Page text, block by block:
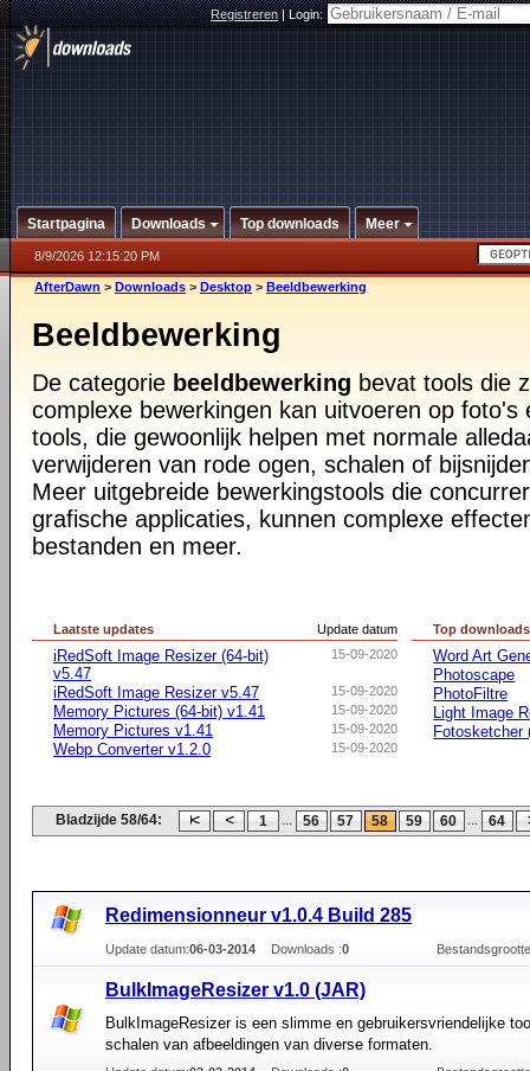
Registreren|Login:
Startpagina Downloads Top downloads Meer
8/9/2026 12:15:20 PM
AfterDawn > Downloads > Desktop > Beeldbewerking
Beeldbewerking
De categorie beeldbewerking bevat tools die
complexe bewerkingen kan uitvoeren op foto's
tools, die gewoonlijk helpen met normale
verwijderen van rode ogen, schalen of
Meer uitgebreide bewerkingstools die
grafische applicaties, kunnen complexe
bestanden en meer.
Update datum
Laatste updates
15-09-2020
iRedSoft Image Resizer (64-bit)
v5.47
15-09-2020
iRedSoft Image Resizer v5.47
15-09-2020
Memory Pictures (64-bit) v1.41
15-09-2020
Memory Pictures v1.41
15-09-2020
Webp Converter v1.2.0
Top downloads
Word Art
Photoscape
PhotoFiltre
Light Image
Fotosketcher
Bladzijde 58/64: 1 ... 56 57 58 59 60 ... 64
Redimensionneur v1.0.4 Build 285
Update datum:06-03-2014 Downloads :0
BulkImageResizer v1.0 (JAR)
BulkImageResizer is een slimme en gebruikersvriendelijke
schalen van afbeeldingen van diverse formaten.